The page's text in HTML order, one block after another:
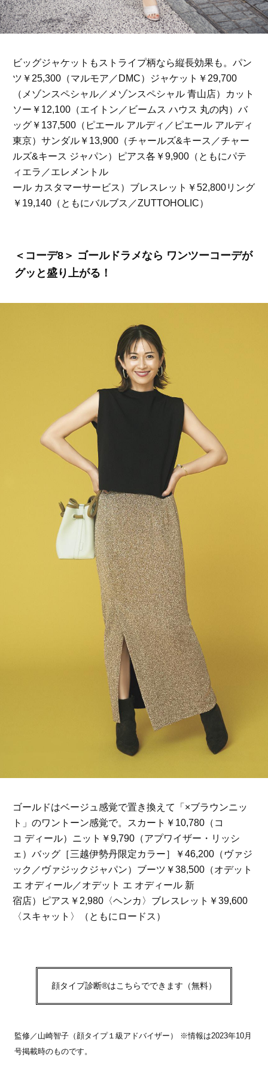
ビッグジャケットもストライプ柄なら縦長効果も。パン
ツ￥25,300（マルモア／DMC）ジャケット￥29,700
（メゾンスペシャル／メゾンスペシャル 青山店）カット
ソー￥12,100（エイトン／ビームス ハウス 丸の内）バ
ッグ￥137,500（ピエール アルディ／ピエール アルディ
東京）サンダル￥13,900（チャールズ&キース／チャー
ルズ&キース ジャパン）ピアス各￥9,900（ともにパテ
ィエラ／エレメントル
ール カスタマーサービス）ブレスレット￥52,800リング
￥19,140（ともにバルブス／ZUTTOHOLIC）
＜コーデ8＞ ゴールドラメなら ワンツーコーデが
グッと盛り上がる！
ゴールドはベージュ感覚で置き換えて「×ブラウンニッ
ト」のワントーン感覚で。スカート￥10,780（コ
コ ディール）ニット￥9,790（アプワイザー・リッシ
ェ）バッグ［三越伊勢丹限定カラー］￥46,200（ヴァジ
ック／ヴァジックジャパン）ブーツ￥38,500（オデット
エ オディール／オデット エ オディール 新
宿店）ピアス￥2,980〈ヘンカ〉ブレスレット￥39,600
〈スキャット〉（ともにロードス）
顔タイプ診断®はこちらでできます（無料）
監修／山崎智子（顔タイプ１級アドバイザー） ※情報は2023年10月
号掲載時のものです。